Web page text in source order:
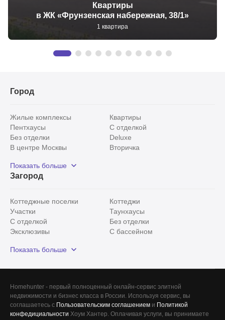
Квартиры
в ЖК «Фрунзенская набережная, 38/1»
1 квартира
Город
Жилые комплексы
Квартиры
Пентхаусы
С отделкой
Без отделки
Deluxe
В центре Москвы
Вторичка
Рядом с парком
С панорамными окнами
Показать больше
Загород
Коттеджные поселки
Коттеджи
Участки
Таунхаусы
С отделкой
Без отделки
Эксклюзивы
С бассейном
Красногорский район
Показать больше
Homehunter - первый полноценный онлайн-сервис элитной
недвижимости и бизнес класса в России. Используя сервис, вы
соглашаетесь с Пользовательским соглашением и Политикой
конфедициальности Хоум Хантер. Оплачивая услуги, вы принимаете
Сегодня
Вчера 0